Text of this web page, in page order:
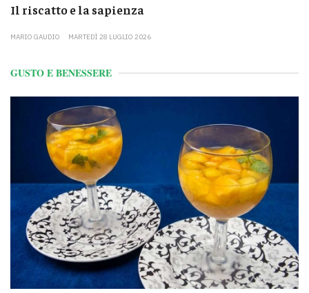
Il riscatto e la sapienza
MARIO GAUDIO MARTEDÌ 28 LUGLIO 2026
GUSTO E BENESSERE